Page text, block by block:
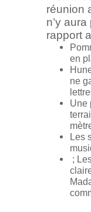
réunion
n’y
rapport
en
ne
Une
Les
;